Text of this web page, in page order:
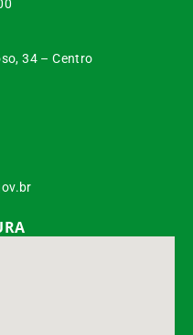
34 – Centro